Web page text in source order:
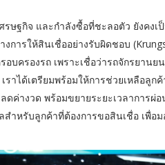
ษฐกิจ และกำลังซื้อที่ชะลอตัว ยังคงเ
ารให้สินเชื่ออย่างรับผิดชอบ
บครองรถ เพราะเชื่อว่ารถจักรยานย
าได้เตรียมพร้อมให้การช่วยเหลือลูก
ค่างวด พร้อมขยายระยะเวลาการผ่
สำหรับลูกค้าที่ต้องการขอสินเชื่อ เพื่